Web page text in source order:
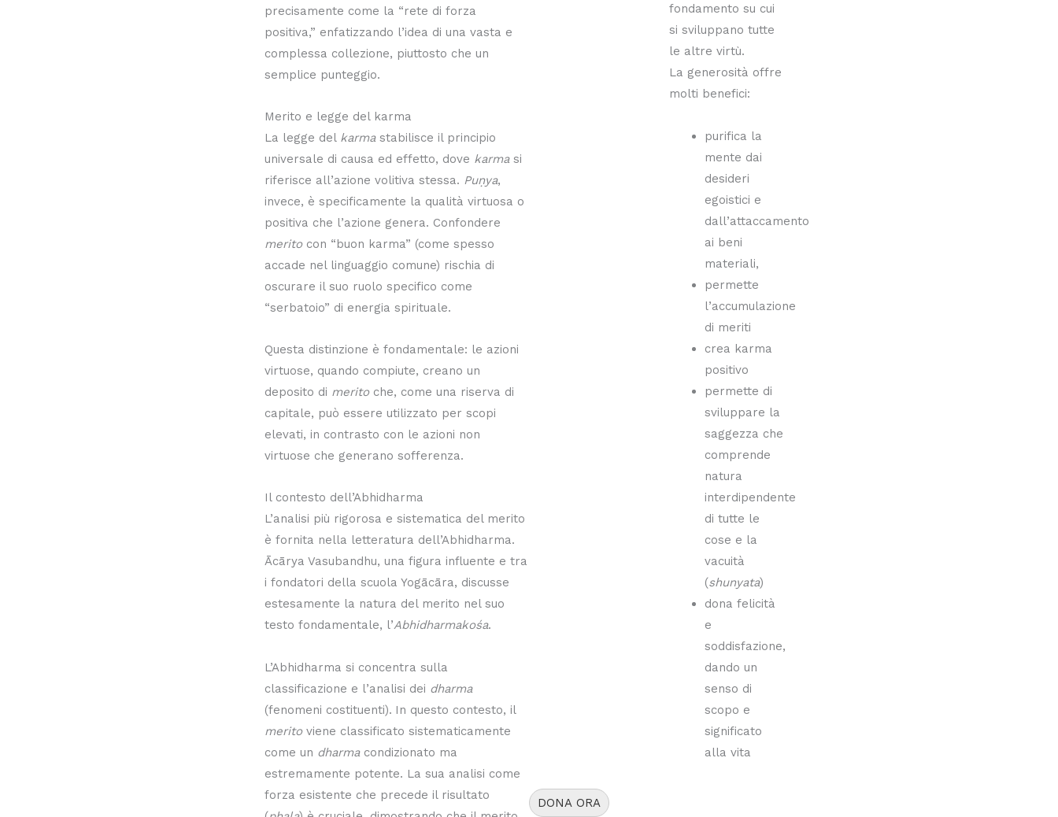
precisamente come la “rete di forza
positiva,” enfatizzando l’idea di una vasta e
complessa collezione, piuttosto che un
semplice punteggio.
Merito e legge del karma
La legge del karmastabilisce il principio
universale di causa ed effetto, dove karmasi
riferisce all’azione volitiva stessa. Puṇya,
invece, è specificamente la qualità virtuosa o
positiva che l’azione genera. Confondere
merito con “buon karma” (come spesso
accade nel linguaggio comune) rischia di
oscurare il suo ruolo specifico come
“serbatoio” di energia spirituale.
Questa distinzione è fondamentale: le azioni
virtuose, quando compiute, creano un
deposito di merito che, come una riserva di
capitale, può essere utilizzato per scopi
elevati, in contrasto con le azioni non
virtuose che generano sofferenza.
Il contesto dell’Abhidharma
L’analisi più rigorosa e sistematica del merito
è fornita nella letteratura dell’Abhidharma.
Ācārya Vasubandhu, una figura influente e tra
i fondatori della scuola Yogācāra, discusse
estesamente la natura del merito nel suo
testo fondamentale, l’Abhidharmakośa.
L’Abhidharma si concentra sulla
classificazione e l’analisi dei dharma
(fenomeni costituenti). In questo contesto, il
merito viene classificato sistematicamente
come un dharmacondizionato ma
estremamente potente. La sua analisi come
forza esistente che precede il risultato
fondamento su cui
si sviluppano tutte
le altre virtù.
La generosità offre
molti benefici:
purifica la
mente dai
desideri
egoistici e
dall’attaccamento
ai beni
materiali,
permette
l’accumulazione
di meriti
crea karma
positivo
permette di
sviluppare la
saggezza che
comprende
natura
interdipendente
di tutte le
cose e la
vacuità
(shunyata)
dona felicità
e
soddisfazione,
dando un
senso di
scopo e
significato
alla vita
DONA ORA